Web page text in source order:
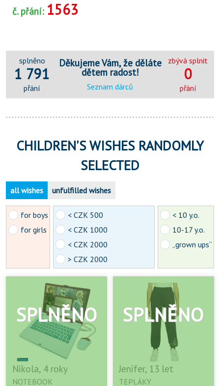
č. přání: 1563
splněno
1 791
přání
Děkujeme Vám, že děláte
dětem radost!
Seznam dárců
zbývá splnit
0
přání
CHILDREN'S WISHES RANDOMLY
SELECTED
all wishes unfulfilled wishes
for boys
for girls
< CZK 500
< CZK 1000
< CZK 2000
> CZK 2000
< 10 y.o.
10-17 y.o.
„grown ups“
Nikola, 4 roky
NOTEBOOK
Jenifer, 13 let
TEPLÁKY